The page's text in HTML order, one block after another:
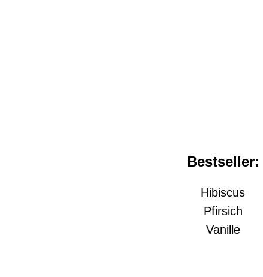
Bestseller:
Hibiscus
Pfirsich
Vanille